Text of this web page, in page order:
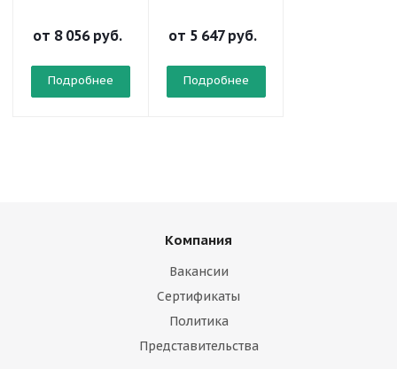
от 8 056 руб.
Подробнее
от 5 647 руб.
Подробнее
Компания
Вакансии
Сертификаты
Политика
Представительства